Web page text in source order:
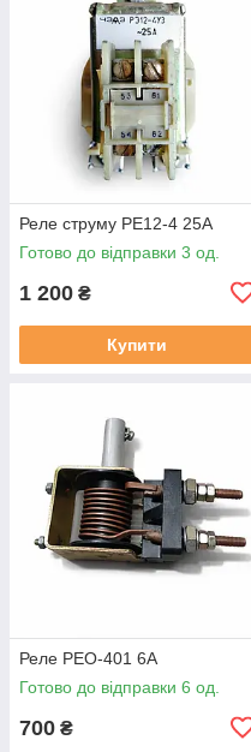
Реле струму РЕ12-4 25А
Готово до відправки 3 од.
1 200 ₴
Купити
Реле РЕО-401 6А
Готово до відправки 6 од.
700 ₴